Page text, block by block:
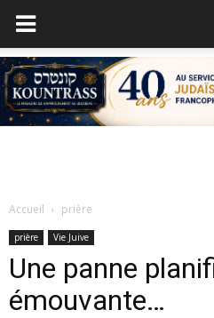
Accueil prière
prière Vie Juive
Une panne
émouvante…